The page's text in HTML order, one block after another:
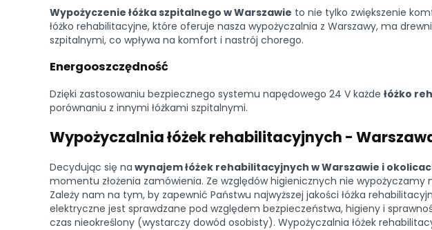
Wypożyczenie łóżka szpitalnego w Warszawie to nie tylko zwiększenie
łóżko rehabilitacyjne, które oferuje nasza wypożyczalnia z Warszawy, ma
szpitalnymi, co wpływa na komfort i nastrój chorego.
Energooszczędność
Dzięki zastosowaniu bezpiecznego systemu napędowego 24 V każde łóżko
porównaniu z innymi łóżkami szpitalnymi.
Wypożyczalnia łóżek rehabilitacyjnych -
Decydując się na wynajem łóżek rehabilitacyjnych w Warszawie i
momentu złożenia zamówienia. Ze względów higienicznych nie
Zależy nam na tym, by zapewnić Państwu najwyższej jakości łóżka
elektryczne jest sprawdzane pod względem bezpieczeństwa, higieny i
czas nieokreślony (wystarczy dowód osobisty). Wypożyczalnia łóżek